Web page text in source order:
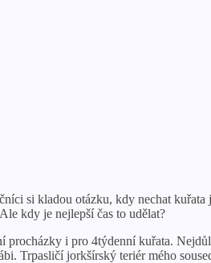
si kladou otázku, kdy nechat
kdy je nejlepší čas to udělat?
i pro 4týdenní kuřata.
Trpasličí jorkšírský teriér mého